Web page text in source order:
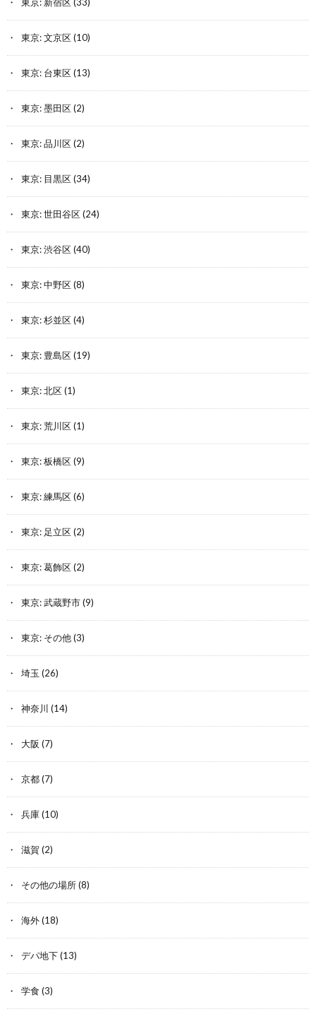
東京: 文京区(10)
東京: 台東区(13)
東京: 墨田区(2)
東京: 品川区(2)
東京: 目黒区(34)
東京: 世田谷区(24)
東京: 渋谷区(40)
東京: 中野区(8)
東京: 杉並区(4)
東京: 豊島区(19)
東京: 北区(1)
東京: 荒川区(1)
東京: 板橋区(9)
東京: 練馬区(6)
東京: 足立区(2)
東京: 葛飾区(2)
東京: 武蔵野市(9)
東京: その他(3)
埼玉 (26)
神奈川 (14)
大阪 (7)
京都(7)
兵庫(10)
滋賀 (2)
その他の場所(8)
海外(18)
デパ地下(13)
学食 (3)